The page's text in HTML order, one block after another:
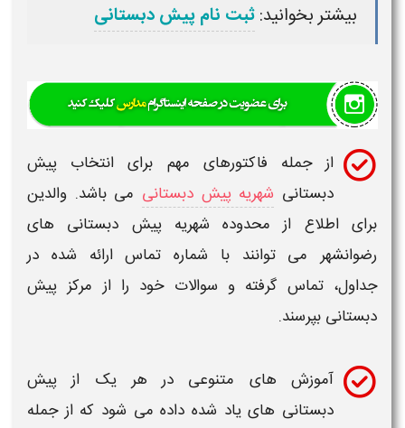
بخوانید:ثبت نام پیش دبستانی
جمله فاکتورهای مهم برای انتخابپیش
شهریه پیش دبستانیمی باشد. والدین
از محدوده شهریهپیش دبستانی های
می توانند با شماره تماسارائه شده در
تماسگرفته و سوالات خود را از مرکز پیش
بپرسند.
های متنوعی در هر یک از پیش
های یاد شده داده می شود که از جمله